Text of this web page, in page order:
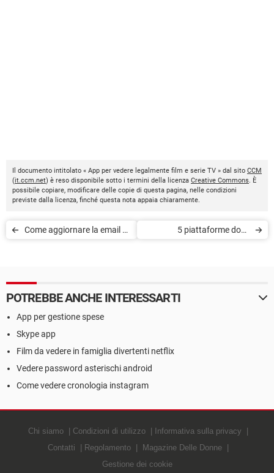
Il documento intitolato « App per vedere legalmente film e serie TV » dal sito CCM
(it.ccm.net) è reso disponibile sotto i termini della licenza Creative Commons. È
possibile copiare, modificare delle copie di questa pagina, nelle condizioni
previste dalla licenza, finché questa nota appaia chiaramente.
Come aggiornare la email e
5 piattaforme dove
POTREBBE ANCHE INTERESSARTI
App per gestione spese
Skype app
Film da vedere in famiglia divertenti netflix
Vedere password asterischi android
Come vedere cronologia instagram
Chi siamo Condizioni di utilizzo
Informativa sulla privacy
Contatti
Regolamento
Magazine Delle Donne
Gestione dei cookie